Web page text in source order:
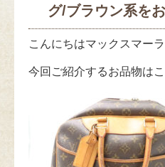
グ/ブラウン系を
こんにちはマックスマー
今回ご紹介するお品物はこ